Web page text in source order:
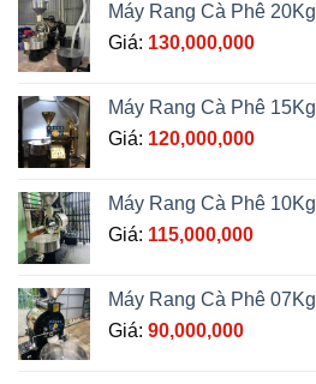
Máy Rang Cà Phê 20Kg
Giá: 130,000,000
Máy Rang Cà Phê 15Kg
Giá: 120,000,000
Máy Rang Cà Phê 10Kg
Giá: 115,000,000
Máy Rang Cà Phê 07Kg
Giá: 90,000,000